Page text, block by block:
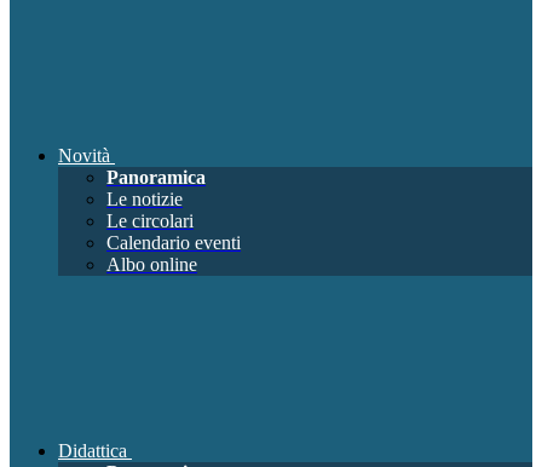
Novità
Panoramica
Le notizie
Le circolari
Calendario eventi
Albo online
Didattica